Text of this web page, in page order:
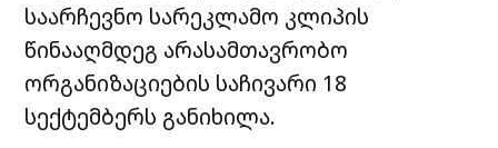
საარჩევნო სარეკლამო კლიპის
წინააღმდეგ არასამთავრობო
ორგანიზაციების საჩივარი 18
სექტემბერს განიხილა.